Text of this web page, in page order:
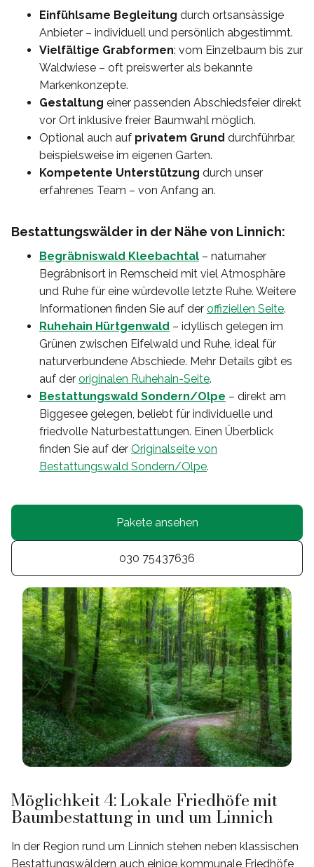
Einfühlsame Begleitung durch ortsansässige
Anbieter – individuell und persönlich abgestimmt.
Vielfältige Grabformen: vom Einzelbaum bis zur
Waldwiese – oft preiswerter als bekannte
Markenkonzepte.
Gestaltung einer passenden Abschiedsfeier direkt
vor Ort inklusive freier Baumwahl möglich.
Optional auch auf privatem Grund durchführbar,
beispielsweise im eigenen Garten.
Kompetente Unterstützung durch unser
erfahrenes Team – von Anfang an.
Bestattungswälder in der Nähe von Linnich:
Begräbniswald Kleebachtal – naturnaher
Begräbnisort in Remscheid mit viel Atmosphäre
und Ruhe für eine würdevolle letzte Ruhe. Weitere
Informationen finden Sie auf der offiziellen Seite.
Ruhehain Hürtgenwald – idyllisch gelegen im
Grünen zwischen Eifelwald und Ruhe, ideal für
naturverbundene Abschiede. Mehr Details gibt es
auf der originalen Ruhehain-Seite.
Bestattungswald Sondern/Olpe – direkt am
Biggesee gelegen, beliebt für individuelle und
friedvolle Naturbestattungen. Einen Überblick
finden Sie auf der Originalseite von
Bestattungswald Sondern/Olpe.
Pakete ansehen
030 75437636
Möglichkeit 4: Lokale Friedhöfe mit
Baumbestattung in und um Linnich
In der Region rund um Linnich stehen neben klassischen
Bestattungswäldern auch einige kommunale Friedhöfe